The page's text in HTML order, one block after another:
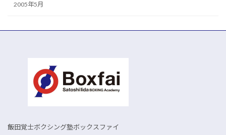
2005年5月
飯田覚士ボクシング塾ボックスファイ